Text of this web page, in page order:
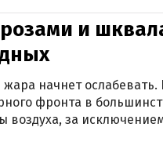
и
начнет ослабевать.
фронта в
за